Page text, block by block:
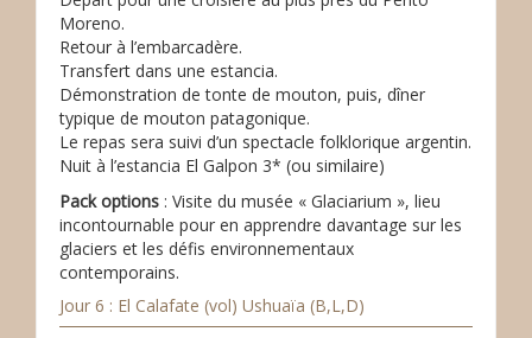
Moreno.
Retour à l’embarcadère.
Transfert dans une estancia.
Démonstration de tonte de mouton, puis, dîner
typique de mouton patagonique.
Le repas sera suivi d’un spectacle folklorique argentin.
Nuit à l’estancia El Galpon 3* (ou similaire)
Pack options : Visite du musée « Glaciarium », lieu
incontournable pour en apprendre davantage sur les
glaciers et les défis environnementaux
contemporains.
Jour 6 : El Calafate (vol) Ushuaïa (B,L,D)